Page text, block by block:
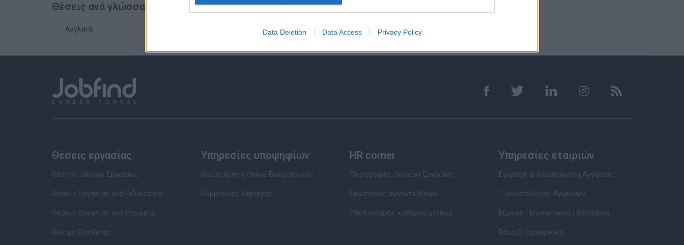
Data Deletion Data Access Privacy Policy
Θέσεις ανά γλώσσα
Αγγλικά
Θέσεις εργασίας
Όλες οι Θέσεις Εργασίας
Θέσεις Εργασίας ανά Ειδικότητα
Θέσεις Εργασίας ανά Εταιρεία
Κέντρο Βοήθειας
Υπηρεσίες υποψηφίων
Καταχώρηση Online Βιογραφικού
Συμβουλές Καριέρας
HR corner
Περιγραφές Θέσεων Εργασίας
Ερωτήσεις συνεντεύξεων
Υπολογισμός καθαρού μισθού
Υπηρεσίες εταιριών
Εγγραφή & Καταχώρηση Αγγελίας
Τιμοκατάλογος Αγγελιών
Εύρεση Προσωπικού | Recruiting
Βάση Βιογραφικών